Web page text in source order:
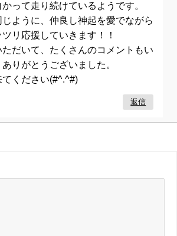
って走り続けているようです。
じように、仲良し神起を愛でながら
リ応援していきます！！
だいて、たくさんのコメントもい
りがとうございました。
てください(#^.^#)
返信